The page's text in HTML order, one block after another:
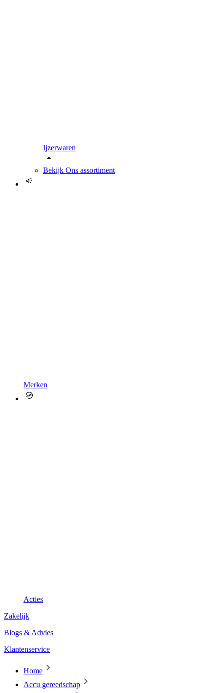
Ijzerwaren
Bekijk Ons assortiment
Merken
Acties
Zakelijk
Blogs & Advies
Klantenservice
Home
Accu gereedschap